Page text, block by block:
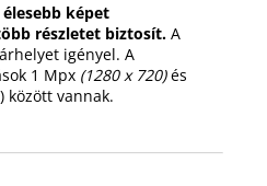
képet
részletet biztosít. A
igényel. A
1 Mpx (1280 x 720)és
között vannak.